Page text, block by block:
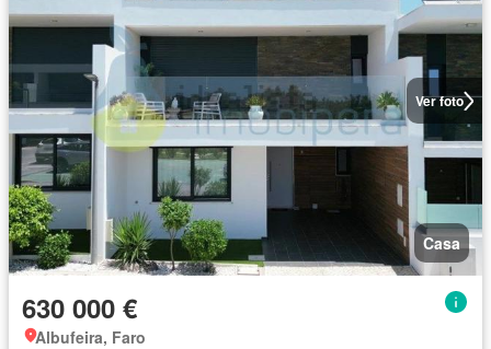
Ver foto
Casa
630 000 €
Albufeira, Faro